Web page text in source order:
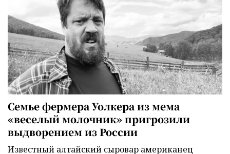
Семье фермера Уолкера из мема
«веселый молочник» пригрозили
выдворением из России
Известный алтайский сыровар американец